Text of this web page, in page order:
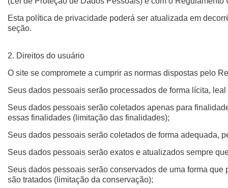
Esta política de privacidade poderá ser atualizada em
seção.
2. Direitos do usuário
O site se compromete a cumprir as normas dispostas pelo
Seus dados pessoais serão processados de forma lícita,
Seus dados pessoais serão coletados apenas para
essas finalidades (limitação das finalidades);
Seus dados pessoais serão coletados de forma adequada,
Seus dados pessoais serão exatos e atualizados sempre
Seus dados pessoais serão conservados de uma forma
são tratados (limitação da conservação);